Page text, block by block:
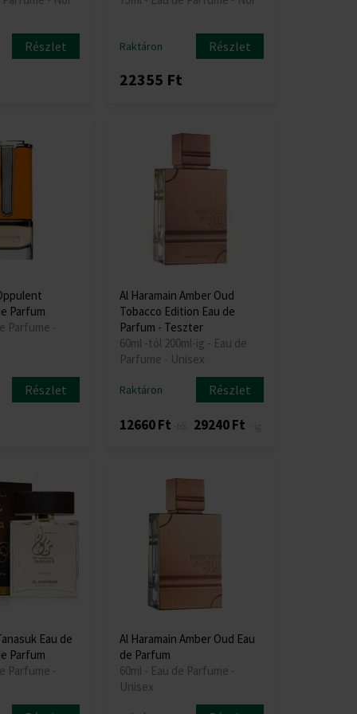
Részlet Raktáron Részlet
22355 Ft
Parfum
Parfume -
Részlet
Al Haramain Amber Oud
Tobacco Edition Eau de
Parfum - Teszter
60ml -tól 200ml-ig - Eau de
Parfume - Unisex
Raktáron Részlet
12660 Ft 29240 Ft
Eau de
Parfum
Parfume -
Al Haramain Amber Oud Eau
de Parfum
60ml - Eau de Parfume -
Unisex